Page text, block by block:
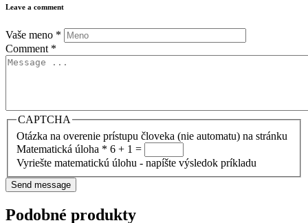
Leave a comment
Vaše meno *
Comment *
CAPTCHA
Otázka na overenie prístupu človeka (nie automatu) na stránku
Matematická úloha * 6 + 1 =
Vyriešte matematickú úlohu - napíšte výsledok príkladu
Podobné produkty